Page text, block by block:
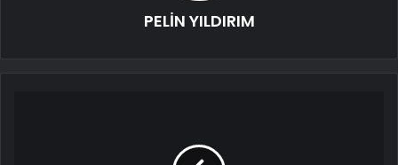
PELİN YILDIRIM